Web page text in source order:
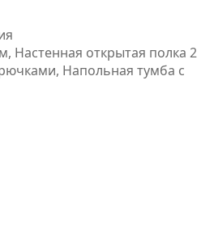
Настенная открытая полка 2
Напольная тумба с